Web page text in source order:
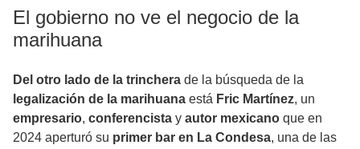
El gobierno no ve el negocio de la
marihuana
Del otro lado de la trinchera de la búsqueda de la
legalización de la marihuana está Fric Martínez, un
empresario, conferencista y autor mexicano que en
2024 aperturó su primer bar en La Condesa, una de las